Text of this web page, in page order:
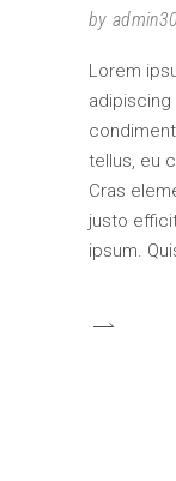
by
Lorem
adipiscing
tellus, eu
Cras
justo
ipsum.